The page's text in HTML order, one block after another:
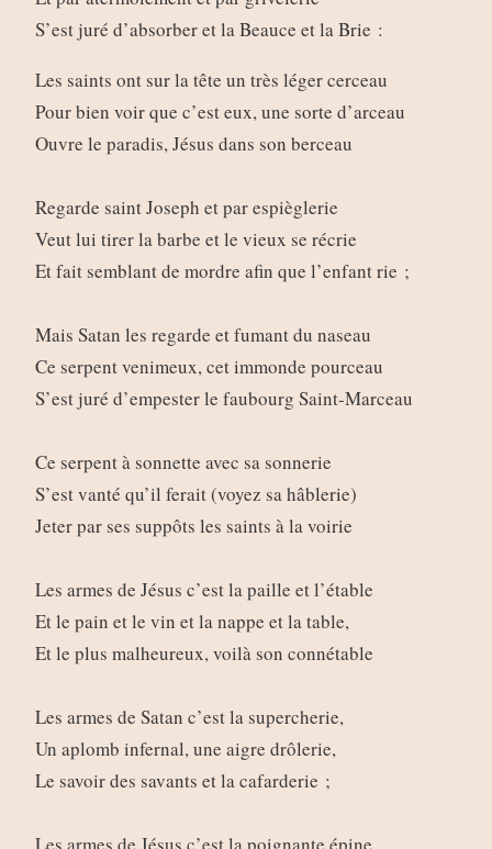
S’est juré d’absorber et la Beauce et la Brie :
Les saints ont sur la tête un très léger cerceau
Pour bien voir que c’est eux, une sorte d’arceau
Ouvre le paradis, Jésus dans son berceau
Regarde saint Joseph et par espièglerie
Veut lui tirer la barbe et le vieux se récrie
Et fait semblant de mordre afin que l’enfant rie ;
Mais Satan les regarde et fumant du naseau
Ce serpent venimeux, cet immonde pourceau
S’est juré d’empester le faubourg Saint-Marceau
Ce serpent à sonnette avec sa sonnerie
S’est vanté qu’il ferait (voyez sa hâblerie)
Jeter par ses suppôts les saints à la voirie
Les armes de Jésus c’est la paille et l’étable
Et le pain et le vin et la nappe et la table,
Et le plus malheureux, voilà son connétable
Les armes de Satan c’est la supercherie,
Un aplomb infernal, une aigre drôlerie,
Le savoir des savants et la cafarderie ;